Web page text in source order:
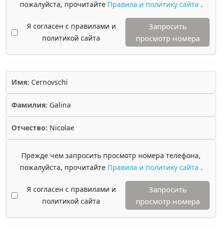
пожалуйста, прочитайте Правила и политику сайта .
Я согласен с правилами и
политикой сайта
Запросить
просмотр номера
Имя: Cernovschi
Фамилия: Galina
Отчество: Nicolae
Прежде чем запросить просмотр номера телефона,
пожалуйста, прочитайте Правила и политику сайта .
Я согласен с правилами и
политикой сайта
Запросить
просмотр номера